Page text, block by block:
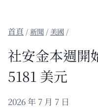
/新聞 / 美國 /
社安金本週開
5181 美元
2026 年 7 月 7 日